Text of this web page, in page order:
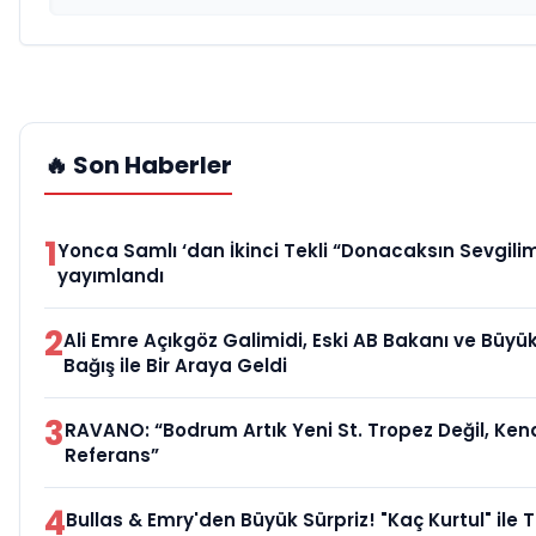
🔥 Son Haberler
1Yonca Samlı ‘dan İkinci Tekli “Donacaksın
yayımlandı
2Ali Emre Açıkgöz Galimidi, Eski AB Bakanı ve
Bağış ile Bir Araya Geldi
3RAVANO: “Bodrum Artık Yeni St. Tropez Değil,
Referans”
4Bullas & Emry'den Büyük Sürpriz! "Kaç Kurtul" ile